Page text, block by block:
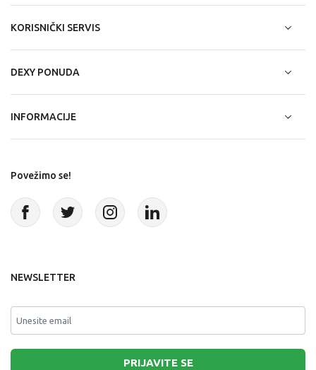
KORISNIČKI SERVIS
DEXY PONUDA
INFORMACIJE
Povežimo se!
NEWSLETTER
PRIJAVITE SE